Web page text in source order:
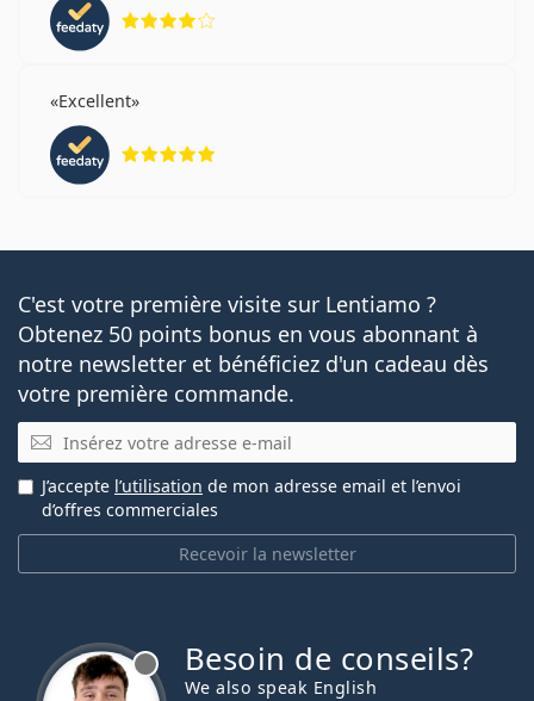
Excellent
C'est votre première visite sur Lentiamo ?
Obtenez 50 points bonus en vous abonnant à
notre newsletter et bénéficiez d'un cadeau dès
votre première commande.
E-mail
Recevoir la newsletter
J’accepte l’utilisation de mon adresse email et l’envoi
d’offres commerciales
Besoin de conseils?
We also speak English